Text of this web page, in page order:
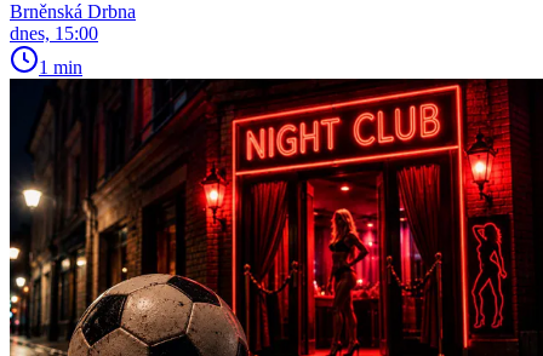
Brněnská Drbna
dnes, 15:00
1 min